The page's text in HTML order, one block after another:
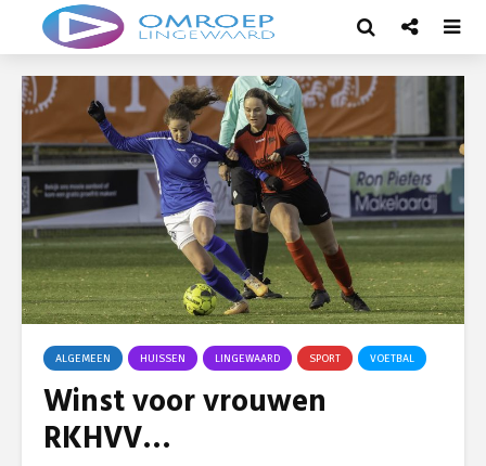
ALGEMEEN HUISSEN LINGEWAARD SPORT VOETBAL
Winst voor vrouwen
RKHVV…